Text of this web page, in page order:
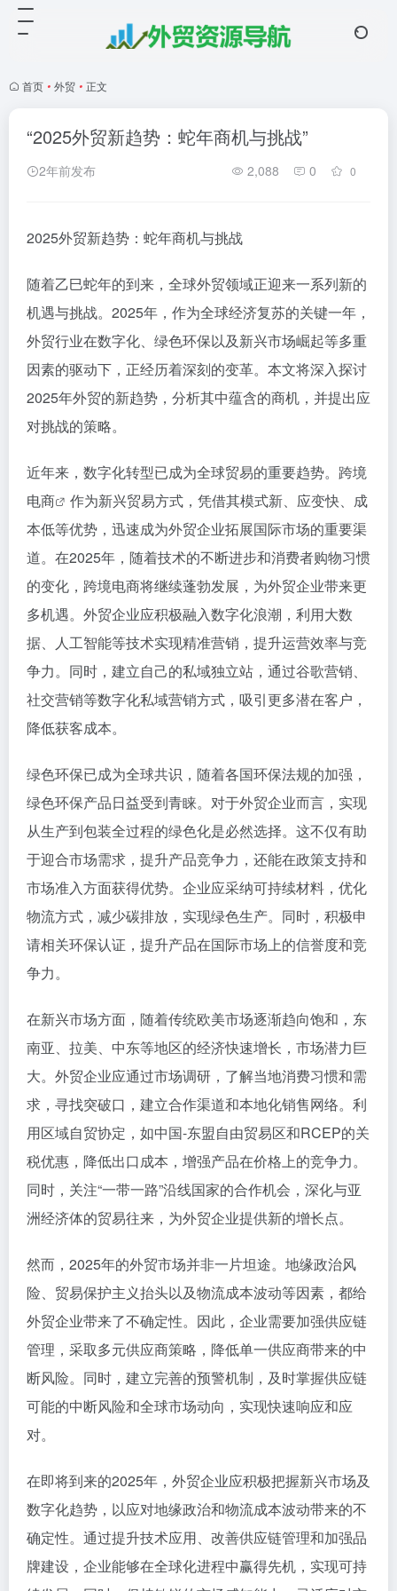
首页 • 外贸 • 正文
“2025外贸新趋势：蛇年商机与挑战”
2年前发布 2,088 0 0
2025外贸新趋势：蛇年商机与挑战
随着乙巳蛇年的到来，全球外贸领域正迎来一系列新的
机遇与挑战。2025年，作为全球经济复苏的关键一年，
外贸行业在数字化、绿色环保以及新兴市场崛起等多重
因素的驱动下，正经历着深刻的变革。本文将深入探讨
2025年外贸的新趋势，分析其中蕴含的商机，并提出应
对挑战的策略。
近年来，数字化转型已成为全球贸易的重要趋势。 跨境
电商
作为新兴贸易方式，凭借其模式新、应变快、成
本低等优势，迅速成为外贸企业拓展国际市场的重要渠
道。在2025年，随着技术的不断进步和消费者购物习惯
的变化，跨境电商将继续蓬勃发展，为外贸企业带来更
多机遇。外贸企业应积极融入数字化浪潮，利用大数
据、人工智能等技术实现精准营销，提升运营效率与竞
争力。同时，建立自己的私域独立站，通过谷歌营销、
社交营销等数字化私域营销方式，吸引更多潜在客户，
降低获客成本。
绿色环保已成为全球共识，随着各国环保法规的加强，
绿色环保产品日益受到青睐。对于外贸企业而言，实现
从生产到包装全过程的绿色化是必然选择。这不仅有助
于迎合市场需求，提升产品竞争力，还能在政策支持和
市场准入方面获得优势。企业应采纳可持续材料，优化
物流方式，减少碳排放，实现绿色生产。同时，积极申
请相关环保认证，提升产品在国际市场上的信誉度和竞
争力。
在新兴市场方面，随着传统欧美市场逐渐趋向饱和，东
南亚、拉美、中东等地区的经济快速增长，市场潜力巨
大。外贸企业应通过市场调研，了解当地消费习惯和需
求，寻找突破口，建立合作渠道和本地化销售网络。利
用区域自贸协定，如中国-东盟自由贸易区和RCEP的关
税优惠，降低出口成本，增强产品在价格上的竞争力。
同时，关注“一带一路”沿线国家的合作机会，深化与亚
洲经济体的贸易往来，为外贸企业提供新的增长点。
然而，2025年的外贸市场并非一片坦途。地缘政治风
险、贸易保护主义抬头以及物流成本波动等因素，都给
外贸企业带来了不确定性。因此，企业需要加强供应链
管理，采取多元供应商策略，降低单一供应商带来的中
断风险。同时，建立完善的预警机制，及时掌握供应链
可能的中断风险和全球市场动向，实现快速响应和应
对。
在即将到来的2025年，外贸企业应积极把握新兴市场及
数字化趋势，以应对地缘政治和物流成本波动带来的不
确定性。通过提升技术应用、改善供应链管理和加强品
牌建设，企业能够在全球化进程中赢得先机，实现可持